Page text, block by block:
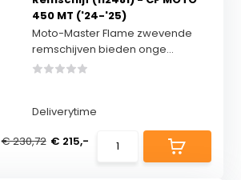
450 MT ('24-'25)
Moto-Master Flame zwevende
remschijven bieden onge...
Deliverytime
€ 230,72 € 215,-